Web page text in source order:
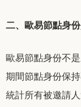
二、歐易節點身
歐易節點身份不
期間節點身份保
統計所有被邀請